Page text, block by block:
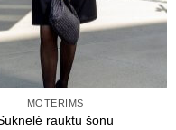
MOTERIMS
rauktu šonu